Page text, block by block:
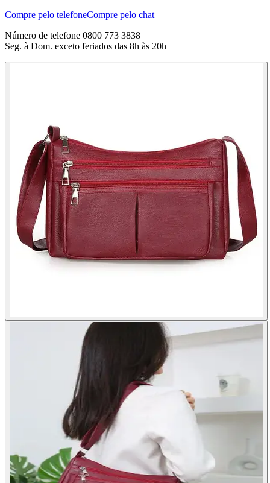
Compre pelo telefoneCompre pelo chat
Número de telefone 0800 773 3838
Seg. à Dom. exceto feriados das 8h às 20h